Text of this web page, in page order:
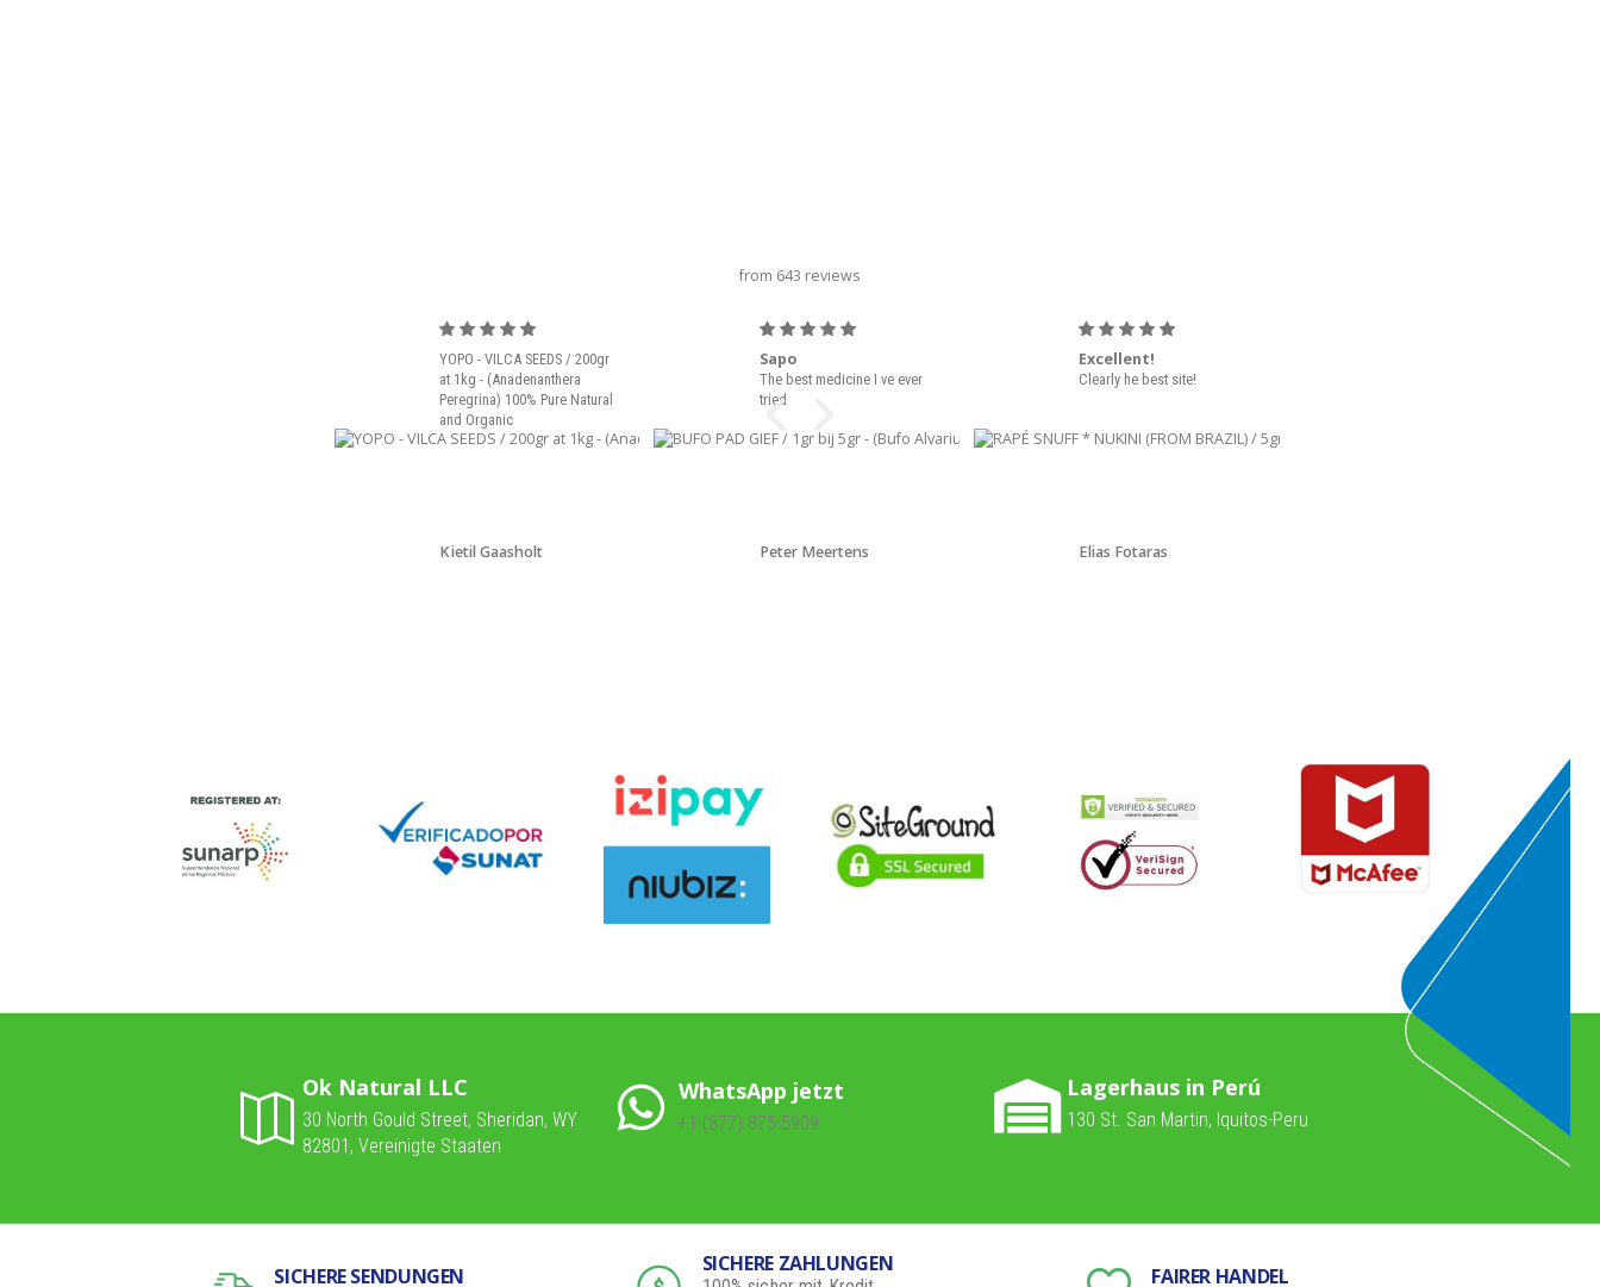
from 643 reviews
YOPO - VILCA SEEDS / 200gr
at 1kg - (Anadenanthera
Peregrina) 100% Pure Natural
and Organic
Kjetil Gaasholt
Sapo
The best medicine I ve ever
tried
Peter Meertens
Excellent!
Clearly he best site!
Elias Fotaras
Ok Natural LLC
30 North Gould Street, Sheridan, WY
82801, Vereinigte Staaten
WhatsApp jetzt
+1 (877) 875-5909
Lagerhaus in Perú
130 St. San Martin, Iquitos-Peru
SICHERE SENDUNGEN SICHERE ZAHLUNGEN FAIRER HANDEL